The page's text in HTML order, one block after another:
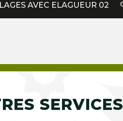
AVEC ELAGUEUR 02
SERVICES